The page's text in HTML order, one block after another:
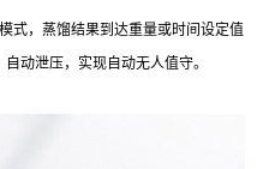
式，蒸馏结果到达重量或时间设定值
动泄压，实现自动无人值守。